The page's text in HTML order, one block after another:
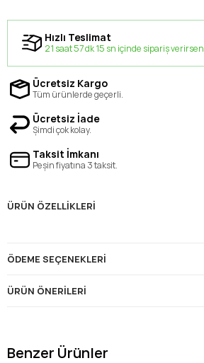
Hızlı Teslimat
21 saat 57 dk 15 sn içinde sipariş verirsen
Ücretsiz Kargo
Tüm ürünlerde geçerli.
Ücretsiz İade
Şimdi çok kolay.
Taksit İmkanı
Peşin fiyatına 3 taksit.
ÜRÜN ÖZELLIKLERI
ÖDEME SEÇENEKLERI
ÜRÜN ÖNERILERI
Benzer Ürünler